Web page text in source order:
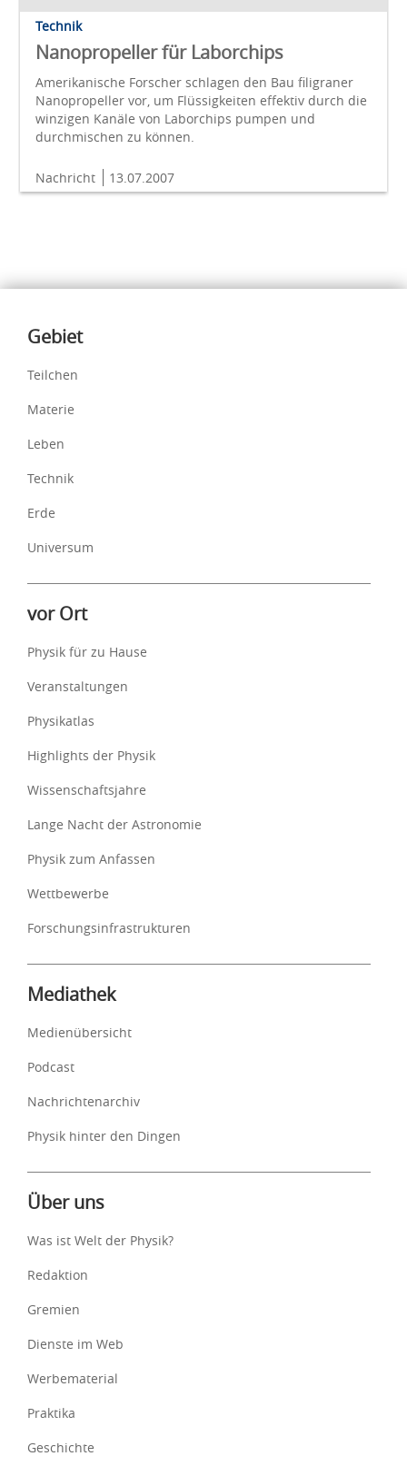
Technik
Nanopropeller für Laborchips
Amerikanische Forscher schlagen den Bau filigraner
Nanopropeller vor, um Flüssigkeiten effektiv durch die
winzigen Kanäle von Laborchips pumpen und
durchmischen zu können.
Nachricht 13.07.2007
Inhalte
Gebiet
Teilchen
Materie
Leben
Technik
Erde
Universum
vor Ort
Physik für zu Hause
Veranstaltungen
Physikatlas
Highlights der Physik
Wissenschaftsjahre
Lange Nacht der Astronomie
Physik zum Anfassen
Wettbewerbe
Forschungsinfrastrukturen
Mediathek
Medienübersicht
Podcast
Nachrichtenarchiv
Physik hinter den Dingen
Über uns
Was ist Welt der Physik?
Redaktion
Gremien
Dienste im Web
Werbematerial
Praktika
Geschichte